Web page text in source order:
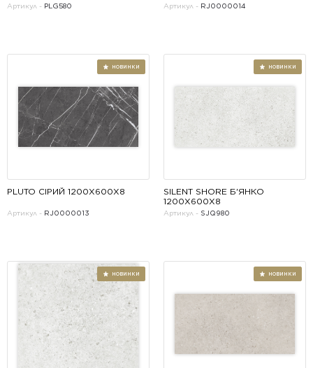
НОВИНКИ
Артикул - PLG580 Артикул - RJ0000014
PLUTO СІРИЙ 1200X600X8
Артикул - RJ0000013
SILENT SHORE Б'ЯНКО
1200Х600Х8
Артикул - SJQ980